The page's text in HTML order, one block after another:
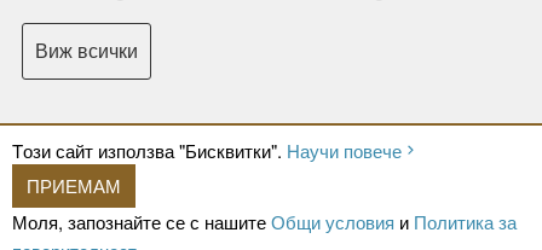
Tози сайт използва "Бисквитки". Научи повече
ПРИЕМАМ
Моля, запознайте се с нашитеОбщи условия и Политика за
Виж всички
Copyright © 2026 Ксениум ООД. Всички права запазени.
XeniumCompany.com